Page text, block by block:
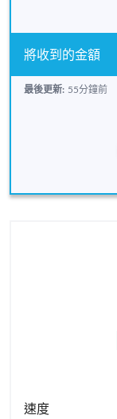
最後更新: 55分鐘前